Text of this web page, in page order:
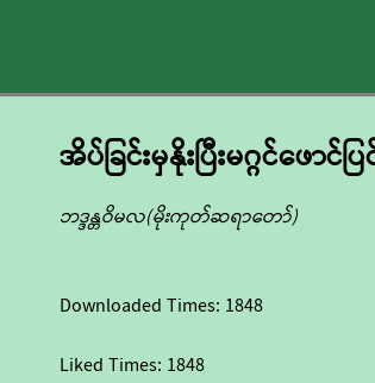
အိပ်ခြင်းမှနိုးပြီးမဂ္ဂင်ဖောင်ပ
ဘဒ္ဒန္တဝိမလ(မိုးကုတ်ဆရာတော်)
Downloaded Times: 1848
Liked Times: 1848